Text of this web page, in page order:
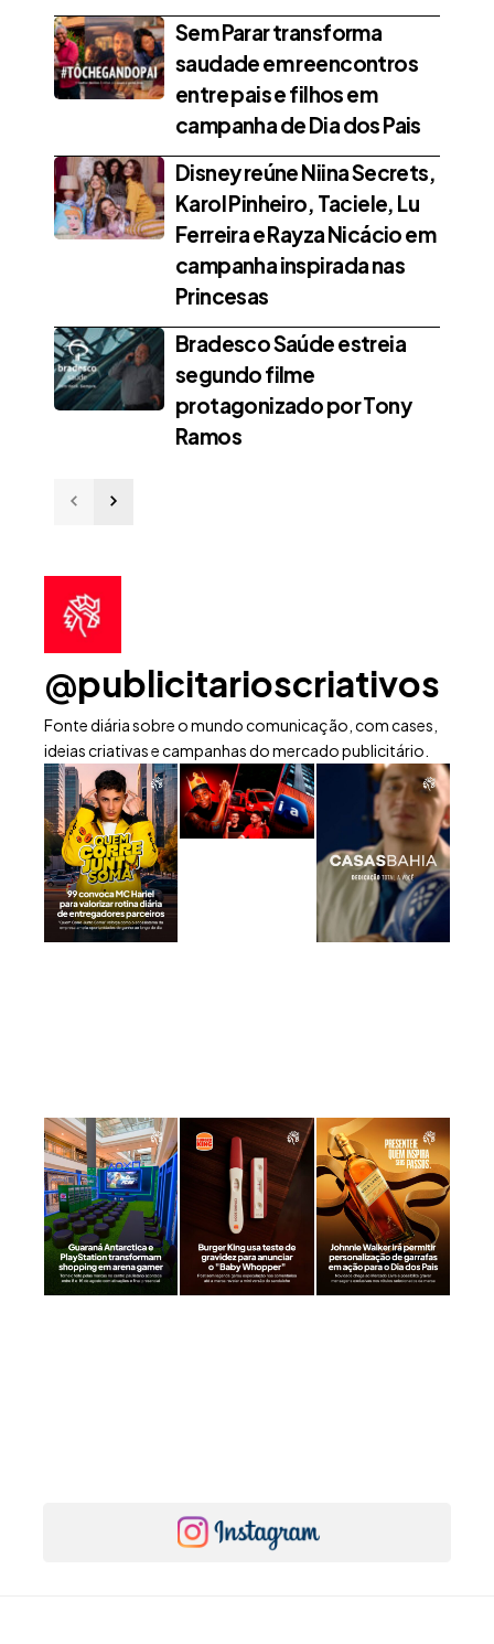
Sem Parar transforma
saudade em reencontros
entre pais e filhos em
campanha de Dia dos Pais
Disney reúne Niina Secrets,
Karol Pinheiro, Taciele, Lu
Ferreira e Rayza Nicácio em
campanha inspirada nas
Princesas
Bradesco Saúde estreia
segundo filme
protagonizado por Tony
Ramos
@publicitarioscriativos
Fonte diária sobre o mundo comunicação, com cases,
ideias criativas e campanhas do mercado publicitário.